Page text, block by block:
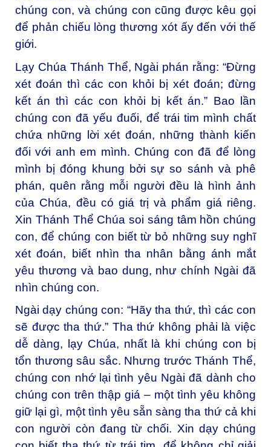
chúng con, và chúng con cũng được kêu gọi
để phản chiếu lòng thương xót ấy đến với thế
giới.
Lạy Chúa Thánh Thể, Ngài phán rằng: “Đừng
xét đoán thì các con khỏi bị xét đoán; đừng
kết án thì các con khỏi bị kết án.” Bao lần
chúng con đã yếu đuối, để trái tim mình chất
chứa những lời xét đoán, những thành kiến
đối với anh em mình. Chúng con đã để lòng
mình bị đóng khung bởi sự so sánh và phê
phán, quên rằng mỗi người đều là hình ảnh
của Chúa, đều có giá trị và phẩm giá riêng.
Xin Thánh Thể Chúa soi sáng tâm hồn chúng
con, để chúng con biết từ bỏ những suy nghĩ
xét đoán, biết nhìn tha nhân bằng ánh mắt
yêu thương và bao dung, như chính Ngài đã
nhìn chúng con.
Ngài dạy chúng con: “Hãy tha thứ, thì các con
sẽ được tha thứ.” Tha thứ không phải là việc
dễ dàng, lạy Chúa, nhất là khi chúng con bị
tổn thương sâu sắc. Nhưng trước Thánh Thể,
chúng con nhớ lại tình yêu Ngài đã dành cho
chúng con trên thập giá – một tình yêu không
giữ lại gì, một tình yêu sẵn sàng tha thứ cả khi
con người còn đang từ chối. Xin dạy chúng